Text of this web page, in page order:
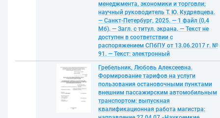
менеджмента, экономики и торговли;
научный руководитель Т. Ю. Кудрявцева.
— Санкт-Петербург, 2025. — 1 файл (0,4
Мб). — Загл. с титул. экрана. — Текст не
доступен в соответствии с
распоряжением СПбПУ от 13.06.2017 г. №
91. — Текст: электронный
Гребельник, Любовь Алексеевна.
Формирование тарифов на услуги
пользования остановочными пунктами
внешним пассажирским автомобильным
транспортом: выпускная
квалификационная работа магистра: